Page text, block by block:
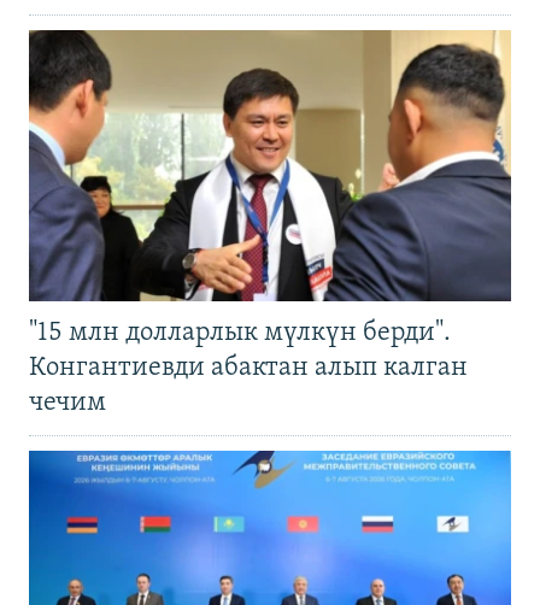
"15 млн долларлык мүлкүн берди".
Конгантиевди абактан алып калган
чечим